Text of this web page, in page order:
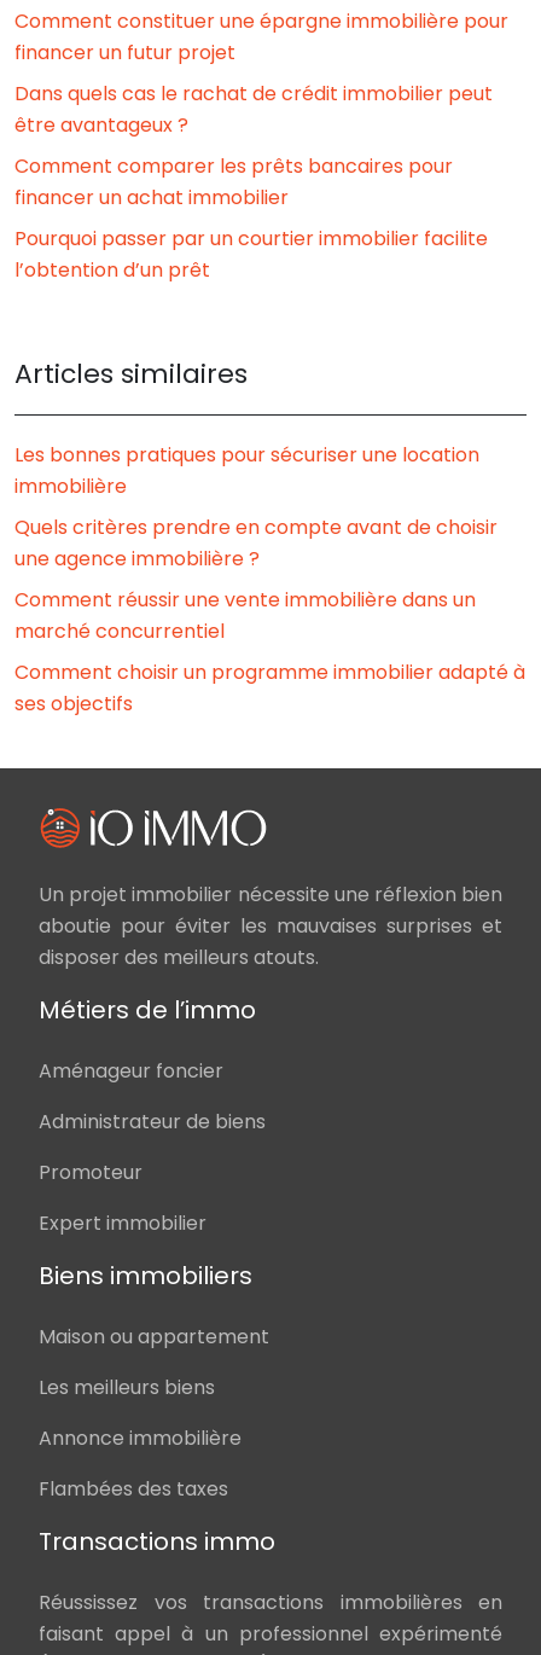
Comment constituer une épargne immobilière pour
financer un futur projet
Dans quels cas le rachat de crédit immobilier peut
être avantageux ?
Comment comparer les prêts bancaires pour
financer un achat immobilier
Pourquoi passer par un courtier immobilier facilite
l’obtention d’un prêt
Articles similaires
Les bonnes pratiques pour sécuriser une location
immobilière
Quels critères prendre en compte avant de choisir
une agence immobilière ?
Comment réussir une vente immobilière dans un
marché concurrentiel
Comment choisir un programme immobilier adapté à
ses objectifs
Un projet immobilier nécessite une réflexion bien
aboutie pour éviter les mauvaises surprises et
disposer des meilleurs atouts.
Métiers de l’immo
Aménageur foncier
Administrateur de biens
Promoteur
Expert immobilier
Biens immobiliers
Maison ou appartement
Les meilleurs biens
Annonce immobilière
Flambées des taxes
Transactions immo
Réussissez vos transactions immobilières en
faisant appel à un professionnel expérimenté